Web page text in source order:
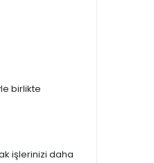
birlikte
işlerinizi daha